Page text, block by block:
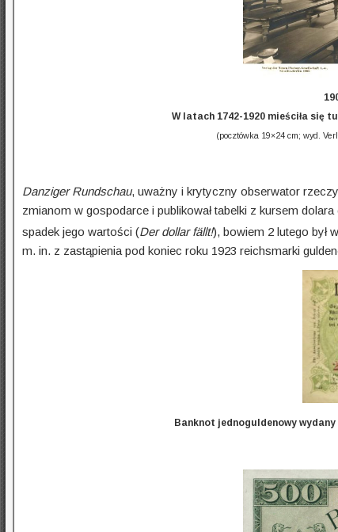
W latach 1742-1920 mieściła się
(pocztówka 19×24 cm; wyd.
Danziger Rundschau, uważny i krytyczny obserwator
zmianom w gospodarce i publikował tabelki z kursem
spadek jego wartości (Der dollar fällt!), bowiem 2 lutego był
m. in. z zastąpienia pod koniec roku 1923 reichsmarki
Banknot jednoguldenowy wydany